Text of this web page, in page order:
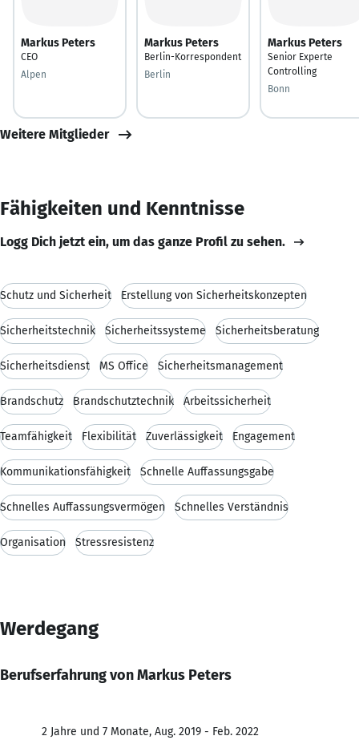
Markus Peters
CEO
Alpen
Markus Peters
Berlin-Korrespondent
Berlin
Markus Peters
Senior Experte
Controlling
Bonn
Weitere Mitglieder
Fähigkeiten und Kenntnisse
Logg Dich jetzt ein, um das ganze Profil zu sehen.
Schutz und Sicherheit Erstellung von Sicherheitskonzepten
Sicherheitstechnik Sicherheitssysteme Sicherheitsberatung
Sicherheitsdienst MS Office Sicherheitsmanagement
Brandschutz Brandschutztechnik Arbeitssicherheit
Teamfähigkeit Flexibilität Zuverlässigkeit Engagement
Kommunikationsfähigkeit Schnelle Auffassungsgabe
Schnelles Auffassungsvermögen Schnelles Verständnis
Organisation Stressresistenz
Werdegang
Berufserfahrung von Markus Peters
2 Jahre und 7 Monate, Aug. 2019 - Feb. 2022